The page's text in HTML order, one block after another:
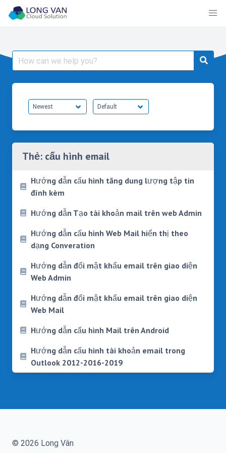
Skip
Search
for:
Thẻ: cấu hình email
Hướng dẫn cấu hình tăng dung lượng tập tin
đính kèm
Hướng dẫn Tạo tài khoản mail trên web Admin
Hướng dẫn cấu hình Web Mail hiển thị theo
dạng Converation
Hướng dẫn đổi mật khẩu email trên giao diện
Web Admin
Hướng dẫn đổi mật khẩu email trên giao diện
Web Mail
Hướng dẫn cấu hình Mail trên Android
Hướng dẫn cấu hình tài khoản email trong
Outlook 2012-2016-2019
© 2026 Long Vân